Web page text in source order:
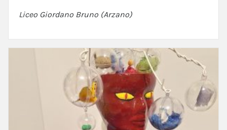
Liceo Giordano Bruno (Arzano)